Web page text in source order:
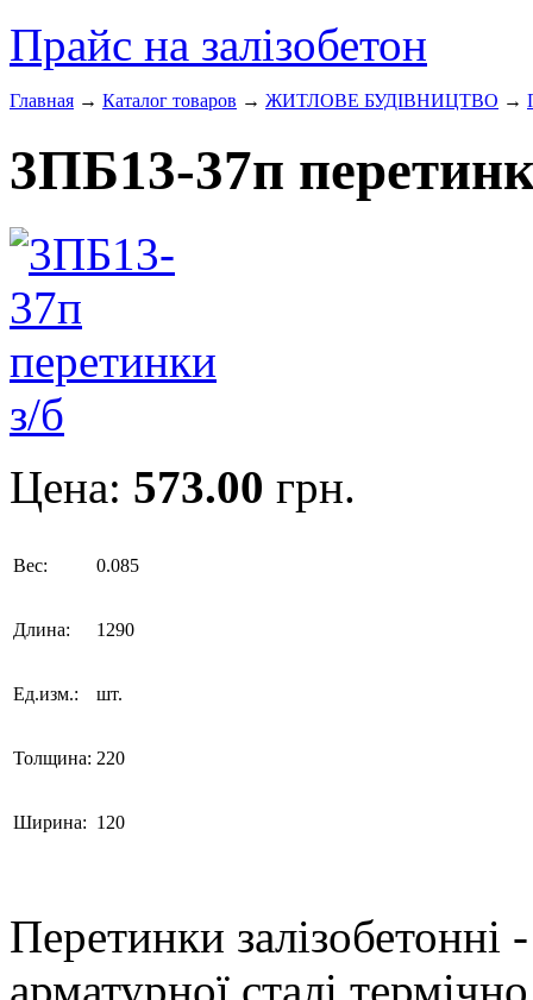
Прайс на залізобетон
Главная → Каталог товаров → ЖИТЛОВЕ БУДIВНИЦТВО →
3ПБ13-37п
Цена: 573.00 грн.
Вес: 0.085
Длина: 1290
Ед.изм.: шт.
Толщина: 220
Ширина: 120
Перетинки